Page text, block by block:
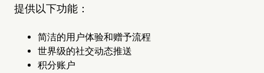
提供以下功能：
简洁的用户体验和赠予流程
世界级的社交动态推送
积分账户